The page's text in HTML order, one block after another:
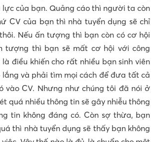
lực của bạn. Quảng cáo thì người ta còn
CV của bạn thì nhà tuyển dụng sẽ chỉ
Nếu ấn tượng thì bạn còn có cơ hội
tượng thì bạn sẽ mất cơ hội với công
điều khiến cho rất nhiều bạn sinh viên
và phải tìm mọi cách để đưa tất cả
vào CV. Nhưng như chúng tôi đã nói ở
quá nhiều thông tin sẽ gây nhiễu thông
tin không đáng có. Còn sợ thừa, bạn
thì nhà tuyển dụng sẽ thấy bạn không